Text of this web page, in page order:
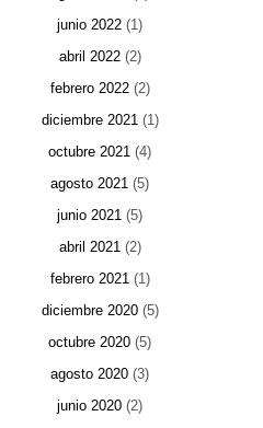
junio 2022 (1)
abril 2022(2)
febrero 2022(2)
diciembre 2021(1)
octubre 2021 (4)
agosto 2021 (5)
junio 2021 (5)
abril 2021(2)
febrero 2021(1)
diciembre 2020(5)
octubre 2020 (5)
agosto 2020 (3)
junio 2020 (2)